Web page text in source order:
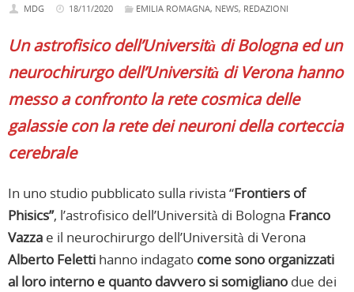
MDG 18/11/2020 EMILIA ROMAGNA, NEWS, REDAZIONI
Un astrofisico dell’Università di Bologna ed un
neurochirurgo dell’Università di Verona hanno
messo a confronto la rete cosmica delle
galassie con la rete dei neuroni della corteccia
cerebrale
In uno studio pubblicato sulla rivista “Frontiers of
Phisics”, l’astrofisico dell’Università di Bologna Franco
Vazza e il neurochirurgo dell’Università di Verona
Alberto Feletti hanno indagato come sono organizzati
al loro interno e quanto davvero si somigliano due dei